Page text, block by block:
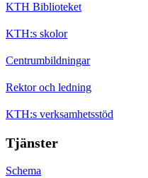
KTH Biblioteket
KTH:s skolor
Centrumbildningar
Rektor och ledning
KTH:s verksamhetsstöd
Tjänster
Schema